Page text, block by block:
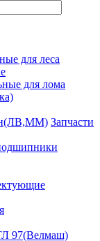
для леса
для лома
Запчасти